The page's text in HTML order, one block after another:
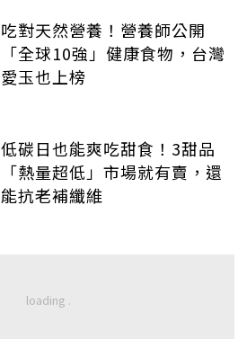
吃對天然營養！營養師公開
「全球10強」健康食物，台灣
愛玉也上榜
低碳日也能爽吃甜食！3甜品
「熱量超低」市場就有賣，還
能抗老補纖維